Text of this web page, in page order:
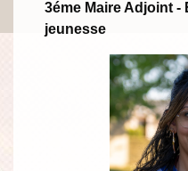
3éme Maire Adjoint
jeunesse